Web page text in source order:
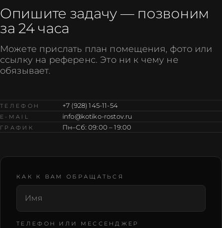
Опишите задачу — позвоним
за 24 часа
Можете прислать план помещения, фото или
ссылку на референс. Это ни к чему не
обязывает.
ТЕЛЕФОН +7 (928) 145-11-54
E-MAIL info@kotiko-rostov.ru
ГРАФИК Пн–Сб: 09:00 – 19:00
Не заполняйте это поле
Подтвердите e-mail
КАК К ВАМ ОБРАЩАТЬСЯ
ТЕЛЕФОН ИЛИ МЕССЕНДЖЕР